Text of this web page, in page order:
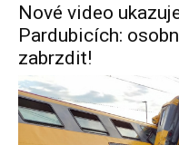
Nové video
Pardubicích:
zabrzdit!